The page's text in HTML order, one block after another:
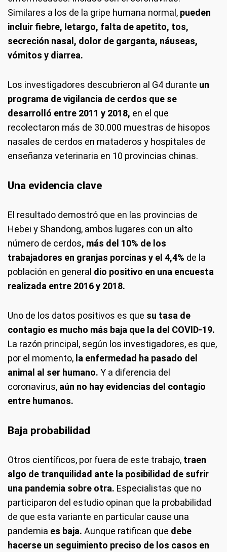
Similares a los de la gripe humana normal, pueden
incluir fiebre, letargo, falta de apetito, tos,
secreción nasal, dolor de garganta, náuseas,
vómitos y diarrea.
Los investigadores descubrieron al G4 durante un
programa de vigilancia de cerdos que se
desarrolló entre 2011 y 2018, en el que
recolectaron más de 30.000 muestras de hisopos
nasales de cerdos en mataderos y hospitales de
enseñanza veterinaria en 10 provincias chinas.
Una evidencia clave
El resultado demostró que en las provincias de
Hebei y Shandong, ambos lugares con un alto
número de cerdos, más del 10% de los
trabajadores en granjas porcinas y el 4,4% de la
población en general dio positivo en una encuesta
realizada entre 2016 y 2018.
Uno de los datos positivos es que su tasa de
contagio es mucho más baja que la del COVID-19.
La razón principal, según los investigadores, es que,
por el momento, la enfermedad ha pasado del
animal al ser humano. Y a diferencia del
coronavirus, aún no hay evidencias del contagio
entre humanos.
Baja probabilidad
Otros científicos, por fuera de este trabajo, traen
algo de tranquilidad ante la posibilidad de sufrir
una pandemia sobre otra. Especialistas que no
participaron del estudio opinan que la probabilidad
de que esta variante en particular cause una
pandemia es baja. Aunque ratifican que debe
hacerse un seguimiento preciso de los casos en